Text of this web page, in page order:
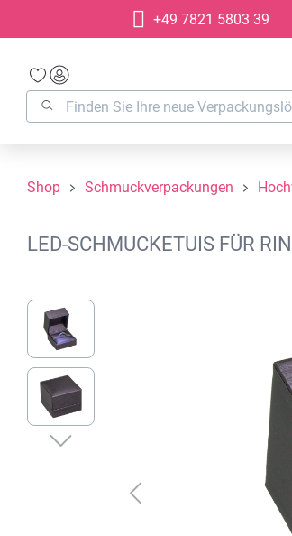
Zur Hauptnavigation springen
+49 7821 5803 39
Shop Schmuckverpackungen
LED-SCHMUCKETUIS FÜR
Bildergalerie überspringen